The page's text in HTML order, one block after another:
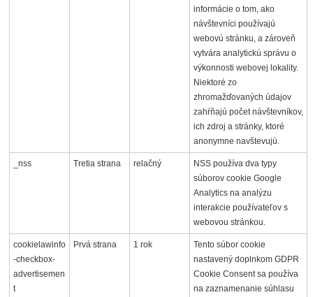
informácie o tom, ako
návštevníci používajú
webovú stránku, a zároveň
vytvára analytickú správu o
výkonnosti webovej lokality.
Niektoré zo
zhromažďovaných údajov
zahŕňajú počet návštevníkov,
ich zdroj a stránky, ktoré
anonymne navštevujú.
_nss Tretia strana relačný
NSS používa dva typy
súborov cookie Google
Analytics na analýzu
interakcie používateľov s
webovou stránkou.
cookielawinfo
-checkbox-
advertisemen
t
Prvá strana 1 rok
Tento súbor cookie
nastavený doplnkom GDPR
Cookie Consent sa používa
na zaznamenanie súhlasu